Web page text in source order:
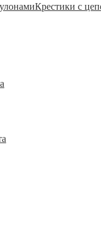
Крестики с